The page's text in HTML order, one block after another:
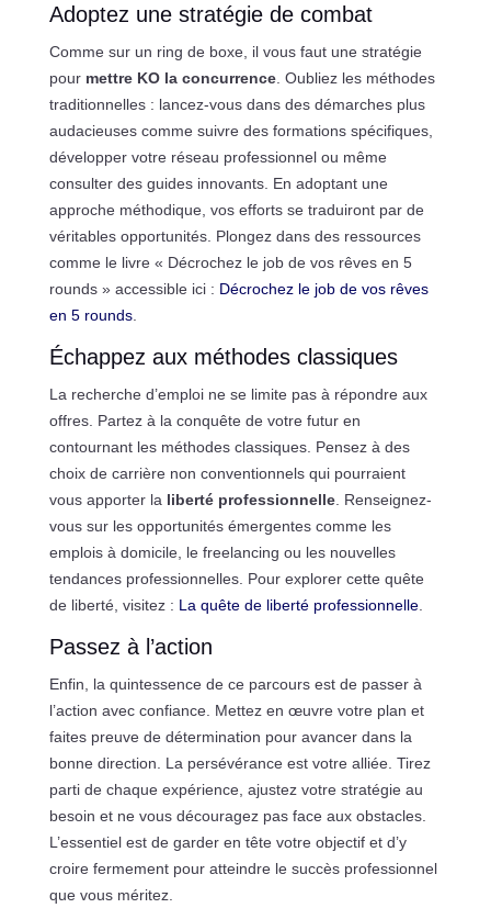
Adoptez une stratégie de combat
Comme sur un ring de boxe, il vous faut une stratégie
pour mettre KO la concurrence. Oubliez les méthodes
traditionnelles : lancez-vous dans des démarches plus
audacieuses comme suivre des formations spécifiques,
développer votre réseau professionnel ou même
consulter des guides innovants. En adoptant une
approche méthodique, vos efforts se traduiront par de
véritables opportunités. Plongez dans des ressources
comme le livre « Décrochez le job de vos rêves en 5
rounds » accessible ici : Décrochez le job de vos rêves
en 5 rounds.
Échappez aux méthodes classiques
La recherche d’emploi ne se limite pas à répondre aux
offres. Partez à la conquête de votre futur en
contournant les méthodes classiques. Pensez à des
choix de carrière non conventionnels qui pourraient
vous apporter la liberté professionnelle. Renseignez-
vous sur les opportunités émergentes comme les
emplois à domicile, le freelancing ou les nouvelles
tendances professionnelles. Pour explorer cette quête
de liberté, visitez : La quête de liberté professionnelle.
Passez à l’action
Enfin, la quintessence de ce parcours est de passer à
l’action avec confiance. Mettez en œuvre votre plan et
faites preuve de détermination pour avancer dans la
bonne direction. La persévérance est votre alliée. Tirez
parti de chaque expérience, ajustez votre stratégie au
besoin et ne vous découragez pas face aux obstacles.
L’essentiel est de garder en tête votre objectif et d’y
croire fermement pour atteindre le succès professionnel
que vous méritez.